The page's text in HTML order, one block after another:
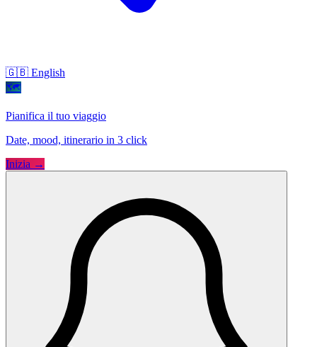
🇬🇧 English
🗺
Pianifica il tuo viaggio
Date, mood, itinerario in 3 click
Inizia →